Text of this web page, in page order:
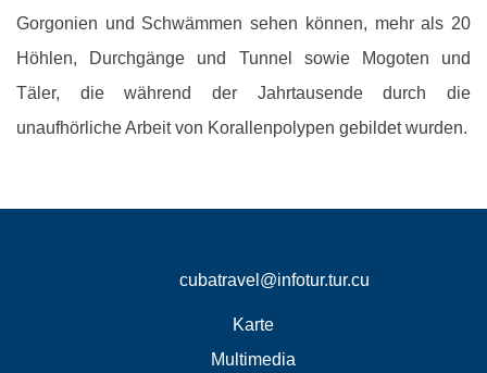
Gorgonien und Schwämmen sehen können, mehr als 20
Höhlen, Durchgänge und Tunnel sowie Mogoten und
Täler, die während der Jahrtausende durch die
unaufhörliche Arbeit von Korallenpolypen gebildet wurden.
cubatravel@infotur.tur.cu
Karte
Multimedia